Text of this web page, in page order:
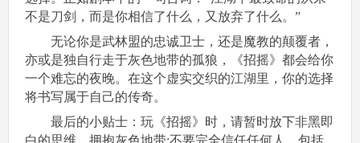
不是刀剑，而是你相信了什么，又放弃了什么。”
无论你是武林盟的忠诚卫士，还是魔教的颠覆者，
亦或是独自行走于灰色地带的孤狼，《招摇》都会给你
一个难忘的夜晚。在这个虚实交织的江湖里，你的选择
将书写属于自己的传奇。
最后的小贴士：玩《招摇》时，请暂时放下非黑即
白的思维，拥抱灰色地带;不要完全信任任何人，包括